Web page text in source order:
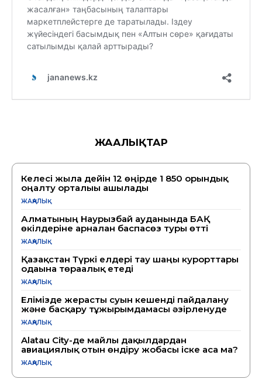
ЖАҢАЛЫҚТАР
Келесі жылға дейін 12 өңірде 1 850 орындық
оңалту орталығы ашылады
ЖАҢАЛЫҚ
Алматының Наурызбай ауданында БАҚ
өкілдеріне арналған баспасөз туры өтті
ЖАҢАЛЫҚ
Қазақстан Түркі елдері тау шаңғы курорттары
одағына төрағалық етеді
ЖАҢАЛЫҚ
Елімізде жерасты суын кешенді пайдалану
және басқару тұжырымдамасы әзірленуде
ЖАҢАЛЫҚ
Alatau City-де майлы дақылдардан
авиациялық отын өндіру жобасы іске аса ма?
ЖАҢАЛЫҚ